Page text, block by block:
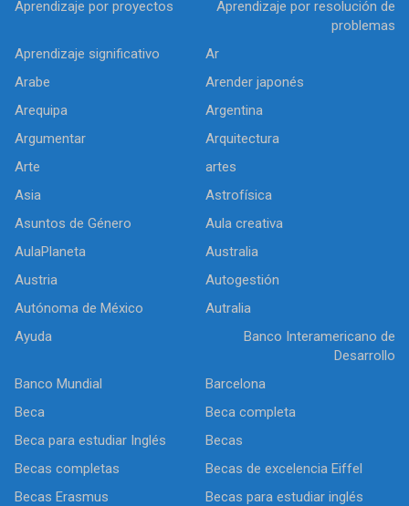
Aprendizaje por proyectos
Aprendizaje por resolución de
problemas
Aprendizaje significativo
Ar
Arabe
Arender japonés
Arequipa
Argentina
Argumentar
Arquitectura
Arte
artes
Asia
Astrofísica
Asuntos de Género
Aula creativa
AulaPlaneta
Australia
Austria
Autogestión
Autónoma de México
Autralia
Ayuda
Banco Interamericano de
Desarrollo
Banco Mundial
Barcelona
Beca
Beca completa
Beca para estudiar Inglés
Becas
Becas completas
Becas de excelencia Eiffel
Becas Erasmus
Becas para estudiar inglés